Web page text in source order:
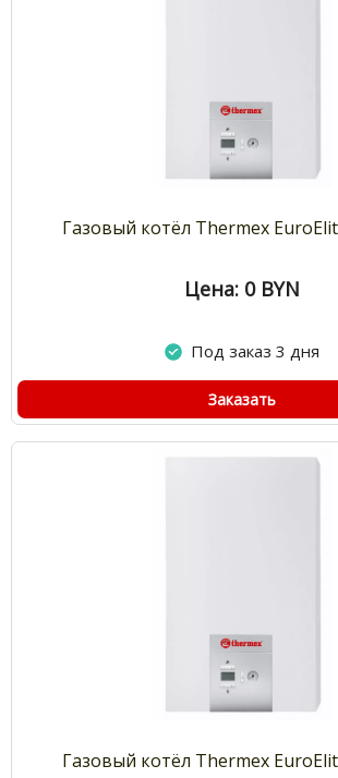
Газовый котёл Thermex
Цена: 0 BYN
Под заказ 3 дня
Заказать
Газовый котёл Thermex